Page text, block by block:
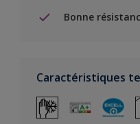
Bonne
Caractéristiques